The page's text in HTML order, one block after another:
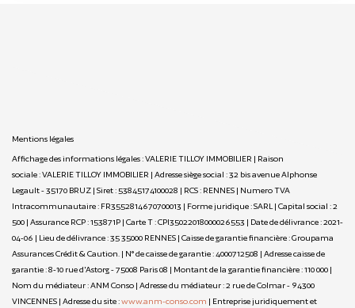
Mentions légales
Affichage des informations légales : VALERIE TILLOY IMMOBILIER | Raison
sociale : VALERIE TILLOY IMMOBILIER | Adresse siège social : 32 bis avenue Alphonse
Legault - 35170 BRUZ | Siret : 53845174100028 | RCS : RENNES | Numero TVA
Intracommunautaire : FR3552814670700013 | Forme juridique : SARL | Capital social : 2
500 | Assurance RCP : 153871P | Carte T : CPI35022018000026553 | Date de délivrance : 2021-
04-06 | Lieu de délivrance : 35 35000 RENNES | Caisse de garantie financière : Groupama
Assurances Crédit & Caution. | N° de caisse de garantie : 4000712508 | Adresse caisse de
garantie : 8-10 rue d'Astorg - 75008 Paris 08 | Montant de la garantie financière : 110 000 |
Nom du médiateur : ANM Conso | Adresse du médiateur : 2 rue de Colmar - 94300
VINCENNES | Adresse du site :www.anm-conso.com | Entreprise juridiquement et